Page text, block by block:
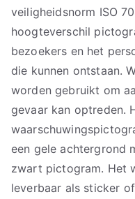
veiligheidsnorm ISO
hoogteverschil
bezoekers en het
die kunnen ontstaan.
worden gebruikt om
gevaar kan optreden.
een gele achtergrond
zwart pictogram. Het
leverbaar als sticker